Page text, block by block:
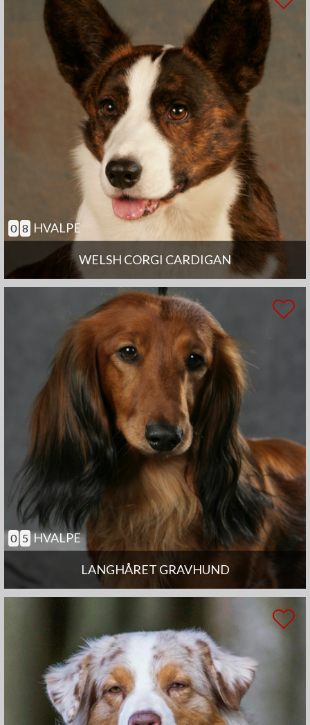
WELSH CORGI CARDIGAN
0 8 HVALPE
LANGHÅRET GRAVHUND
0 5 HVALPE